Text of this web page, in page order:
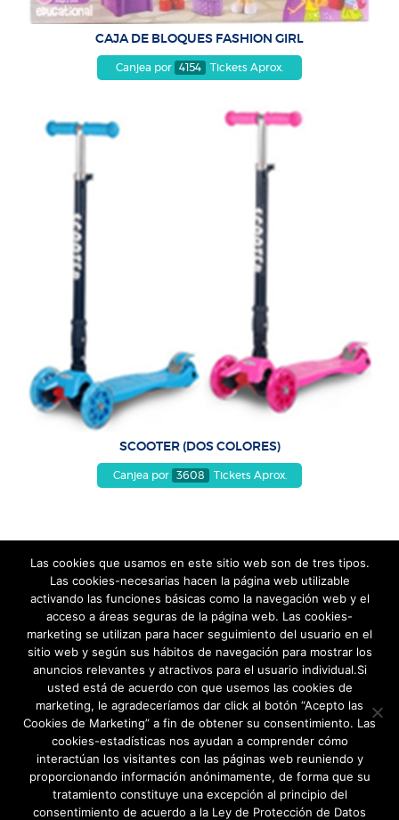
CAJA DE BLOQUES FASHION GIRL
Canjea por 4154 Tickets Aprox.
SCOOTER (DOS COLORES)
Canjea por 3608 Tickets Aprox.
REDES SOCIALES
Las cookies que usamos en este sitio web son de tres tipos.
Las cookies-necesarias hacen la página web utilizable
activando las funciones básicas como la navegación web y el
acceso a áreas seguras de la página web. Las cookies-
marketing se utilizan para hacer seguimiento del usuario en el
sitio web y según sus hábitos de navegación para mostrar los
anuncios relevantes y atractivos para el usuario individual.Si
usted está de acuerdo con que usemos las cookies de
marketing, le agradeceríamos dar click al botón “Acepto las
Cookies de Marketing” a fin de obtener su consentimiento. Las
cookies-estadísticas nos ayudan a comprender cómo
interactúan los visitantes con las páginas web reuniendo y
proporcionando información anónimamente, de forma que su
tratamiento constituye una excepción al principio del
consentimiento de acuerdo a la Ley de Protección de Datos